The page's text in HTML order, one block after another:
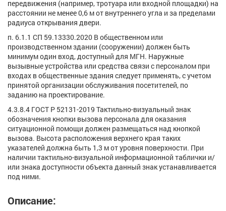
передвижения (например, тротуара или входной площадки) на
расстоянии не менее 0,6 м от внутреннего угла и за пределами
радиуса открывания двери.
п. 6.1.1 СП 59.13330.2020 В общественном или
производственном здании (сооружении) должен быть
минимум один вход, доступный для МГН. Наружные
вызывные устройства или средства связи с персоналом при
входах в общественные здания следует применять, с учетом
принятой организации обслуживания посетителей, по
заданию на проектирование.
4.3.8.4 ГОСТ Р 52131-2019 Тактильно-визуальный знак
обозначения кнопки вызова персонала для оказания
ситуационной помощи должен размещаться над кнопкой
вызова. Высота расположения верхнего края таких
указателей должна быть 1,3 м от уровня поверхности. При
наличии тактильно-визуальной информационной таблички и/
или знака доступности объекта данный знак устанавливается
под ними.
Описание: